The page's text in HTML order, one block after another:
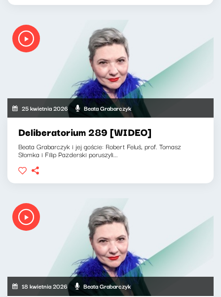
25 kwietnia 2026 Beata Grabarczyk
Deliberatorium 289 [WIDEO]
Beata Grabarczyk i jej goście: Robert Feluś, prof. Tomasz
Słomka i Filip Pazderski poruszyli...
18 kwietnia 2026 Beata Grabarczyk